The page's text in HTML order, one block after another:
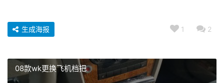
1 2
生成海报
08款wk更换飞机档把